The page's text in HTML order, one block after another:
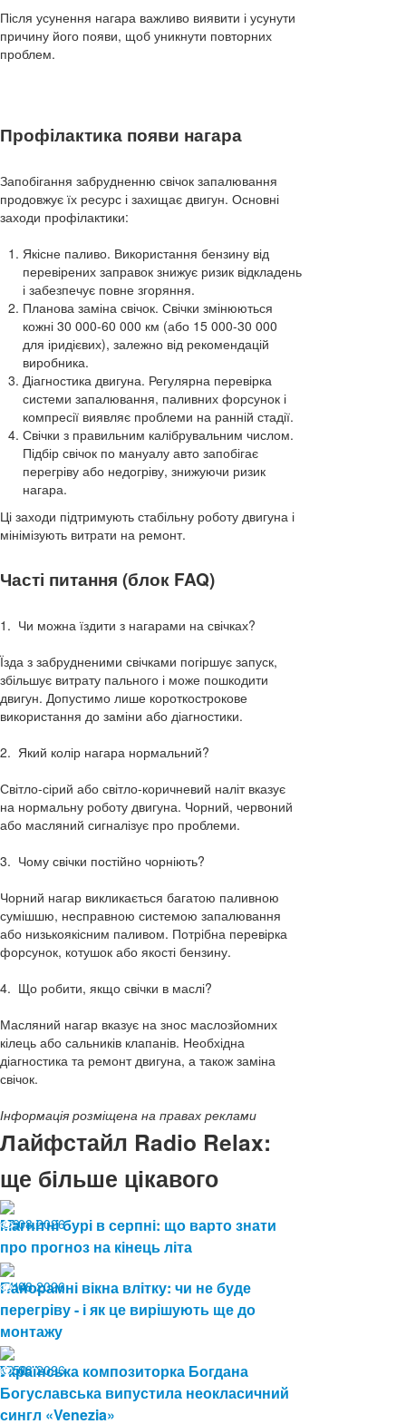
Після усунення нагара важливо виявити і усунути
причину його появи, щоб уникнути повторних
проблем.
Профілактика появи нагара
Запобігання забрудненню свічок запалювання
продовжує їх ресурс і захищає двигун. Основні
заходи профілактики:
Якісне паливо. Використання бензину від
перевірених заправок знижує ризик відкладень
і забезпечує повне згоряння.
Планова заміна свічок. Свічки змінюються
кожні 30 000-60 000 км (або 15 000-30 000
для іридієвих), залежно від рекомендацій
виробника.
Діагностика двигуна. Регулярна перевірка
системи запалювання, паливних форсунок і
компресії виявляє проблеми на ранній стадії.
Свічки з правильним калібрувальним числом.
Підбір свічок по мануалу авто запобігає
перегріву або недогріву, знижуючи ризик
нагара.
Ці заходи підтримують стабільну роботу двигуна і
мінімізують витрати на ремонт.
Часті питання (блок FAQ)
1. Чи можна їздити з нагарами на свічках?
Їзда з забрудненими свічками погіршує запуск,
збільшує витрату пального і може пошкодити
двигун. Допустимо лише короткострокове
використання до заміни або діагностики.
2. Який колір нагара нормальний?
Світло-сірий або світло-коричневий наліт вказує
на нормальну роботу двигуна. Чорний, червоний
або масляний сигналізує про проблеми.
3. Чому свічки постійно чорніють?
Чорний нагар викликається багатою паливною
сумішшю, несправною системою запалювання
або низькоякісним паливом. Потрібна перевірка
форсунок, котушок або якості бензину.
4. Що робити, якщо свічки в маслі?
Масляний нагар вказує на знос маслозйомних
кілець або сальників клапанів. Необхідна
діагностика та ремонт двигуна, а також заміна
свічок.
Інформація розміщена на правах реклами
Лайфстайл Radio Relax:
ще більше цікавого
07.08.2026
9
Магнітні бурі в серпні: що варто знати
про прогноз на кінець літа
04.08.2026
14
Панорамні вікна влітку: чи не буде
перегріву - і як це вирішують ще до
монтажу
03.08.2026
50
Українська композиторка Богдана
Богуславська випустила неокласичний
сингл «Venezia»